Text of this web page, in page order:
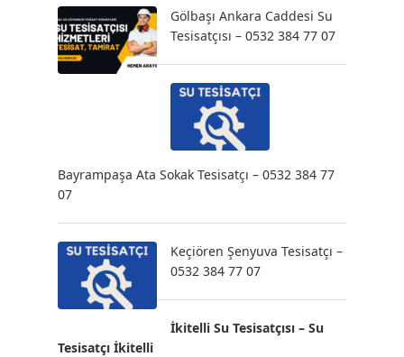
Gölbaşı Ankara Caddesi Su
Tesisatçısı – 0532 384 77 07
Bayrampaşa Ata Sokak Tesisatçı – 0532 384 77
07
Keçiören Şenyuva Tesisatçı –
0532 384 77 07
İkitelli Su Tesisatçısı – Su
Tesisatçı İkitelli